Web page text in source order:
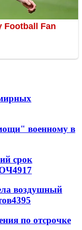
военному в
срок
4917
воздушный
4395
по отсрочке